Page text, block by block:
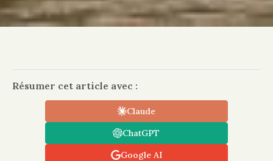
Résumer cet article avec :
Claude
ChatGPT
Google AI